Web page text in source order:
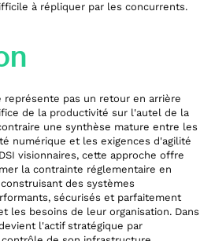
à répliquer par les concurrents.
représente pas un retour en arrière
de la productivité sur l'autel de la
une synthèse mature entre les
numérique et les exigences d'agilité
visionnaires, cette approche offre
la contrainte réglementaire en
des systèmes
sécurisés et parfaitement
les besoins de leur organisation. Dans
l'actif stratégique par